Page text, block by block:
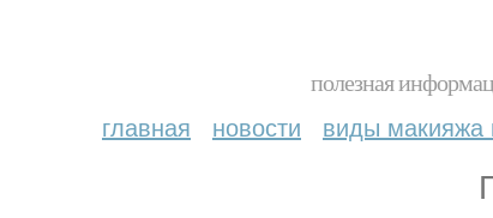
полезная
главная новости виды макияжа